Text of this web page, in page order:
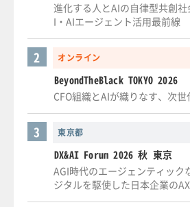
進化する人とAIの自律型共創
I・AIエージェント活用最前線
オンライン
2
BeyondTheBlack TOKYO 2026
CFO組織とAIが織りなす、次
東京都
3
DX&AI Forum 2026 秋 東京
AGI時代のエージェンティッ
ジタルを駆使した日本企業の